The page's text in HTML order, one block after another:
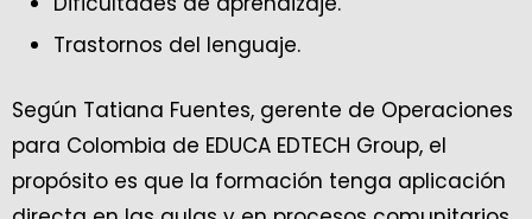
Trastornos del lenguaje.
Según Tatiana Fuentes, gerente de Operaciones
para Colombia de EDUCA EDTECH Group, el
propósito es que la formación tenga aplicación